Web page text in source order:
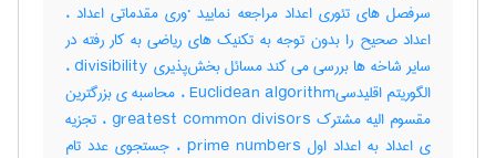
سرفصل های تئوری اعداد مراجعه نمایید ·وری مقدماتی اعداد ،
اعداد صحیح را بدون توجه به تکنیک های ریاضی به کار رفته در
سایر شاخه ها بررسی می کند مسائل بخش‌پذیری divisibility ،
الگوریتم اقلیدسیEuclidean algorithm ، محاسبه ی بزرگترین
مقسوم الیه مشترک greatest common divisors ، تجزیه
ی اعداد به اعداد اول prime numbers ، جستجوی عدد تام